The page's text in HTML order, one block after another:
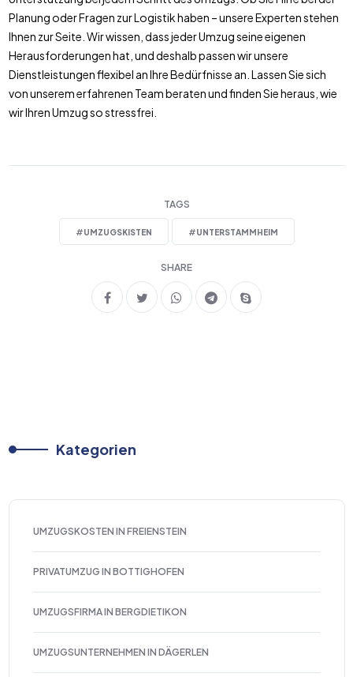
Planung oder Fragen zur Logistik haben – unsere Experten stehen
Ihnen zur Seite. Wir wissen, dass jeder Umzug seine eigenen
Herausforderungen hat, und deshalb passen wir unsere
Dienstleistungen flexibel an Ihre Bedürfnisse an. Lassen Sie sich
von unserem erfahrenen Team beraten und finden Sie heraus, wie
wir Ihren Umzug so stressfrei.
TAGS
#UMZUGSKISTEN #UNTERSTAMMHEIM
SHARE
Kategorien
UMZUGSKOSTEN IN FREIENSTEIN
PRIVATUMZUG IN BOTTIGHOFEN
UMZUGSFIRMA IN BERGDIETIKON
UMZUGSUNTERNEHMEN IN DÄGERLEN